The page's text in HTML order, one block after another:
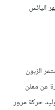
اليائس
الزبون
عن معلن
حركة مرور